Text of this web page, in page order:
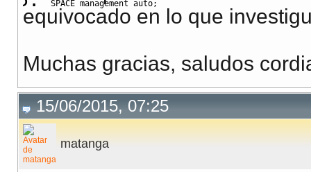
SPACE management auto;
equivocado en lo que
Muchas gracias, saludos
15/06/2015, 07:25
matanga